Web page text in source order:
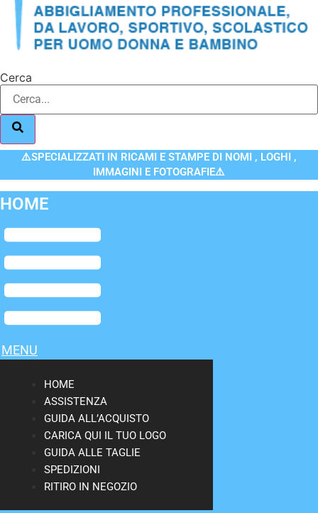
Cerca
⚠️SPECIALIZZATI IN RICAMI E STAMPE DI NOMI , LOGHI ,
IMMAGINI E FOTOGRAFIE⚠️
HOME
Flyout
Menu
MENU
HOME
ASSISTENZA
GUIDA ALL’ACQUISTO
CARICA QUI IL TUO LOGO
GUIDA ALLE TAGLIE
SPEDIZIONI
RITIRO IN NEGOZIO